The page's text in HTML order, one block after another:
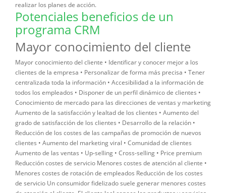
realizar los planes de acción.
Potenciales beneficios de un
programa CRM
Mayor conocimiento del cliente
Mayor conocimiento del cliente • Identificar y conocer mejor a los clientes de la empresa • Personalizar de forma más precisa • Tener centralizada toda la información • Accesibilidad a la información de todos los empleados • Disponer de un perfil dinámico de clientes • Conocimiento de mercado para las direcciones de ventas y marketing Aumento de la satisfacción y lealtad de los clientes • Aumento del grado de satisfacción de los clientes • Desarrollo de la relación • Reducción de los costes de las campañas de promoción de nuevos clientes • Aumento del marketing viral • Comunidad de clientes Aumento de las ventas • Up-selling • Cross-selling • Price premium Reducción costes de servicio Menores costes de atención al cliente • Menores costes de rotación de empleados Reducción de los costes de servicio Un consumidor fidelizado suele generar menores costes de atención al cliente. El cliente leal conoce los productos y servicios de la empresa y está familiarizado con su uso, por lo que la frecuencia con la que utiliza los servicios de atención al cliente es menor. Por ello, los centros de atención telefónica suelen ser los más beneficiados por un aumento de la fidelización de la base de clientes. Al mismo tiempo, la calidad de la atención es mejor y las dudas se resuelven más rápidamente porque se dispone de información detallada del cliente y de los productos que tiene contratados. Por otro lado, se reducen los costes de rotación de los empleados. En una empresa con sistema CRM, las personas encargadas de atender al cliente –comerciales, gestores de grandes cuentas, personal de servicio telefónico– registran todos los contactos en una base de datos, en la que se deja constancia de los aspectos importantes de una cuenta (intentos de ventas, productos contratados, motivo por el cual el cliente dejó de utilizar determinado servicio, etc.). De este modo, los efectos negativos de la rotación de empleados disminuyen como en el Círculo virtuoso del CRM. Cuando un trabajador abandona su puesto de trabajo o pasa a desempeñar otras funciones dentro de la misma empresa, se suele perder todo el conocimiento que tenía de sus clientes. Por el contrario, si todo ese conocimiento lo ha introducido en el CRM, el empleado que lo sustituye podrá utilizarlo, con lo que el impacto de la rotación será mínimo. Como vemos, los beneficios del CRM generan un auténtico círculo virtuoso. La información centralizada, actualizada y accesible permite la personalización y segmentación de las ofertas, lo que se traduce en más satisfacción, fidelización y ventas, y en menos costes de servicio y de marketing. Este aspecto es el que ha cautivado más a los directivos que han apostado por implantar estos sistemas. Sin embargo, como analizaremos en el siguiente apartado, no todos los programas de marketing relacional han tenido éxito y existen diversas razones que, de forma muy frecuente, han llevado a algunos de estos proyectos al fracaso. En un artículo publicado en la Harvard Business Review («Avoid the four perils of CRM», febrero de 2002), Rigby, Reichheld y Schefter, autores especializados en CRM, señalaban los cuatro errores más frecuentes en la implantación de estos sistemas. En primer lugar, hay empresas que intentan poner en marcha un proyecto de CRM sin haber diseñado antes una estrategia de relación con sus clientes y sin definir claramente su proposición de valor, es decir, el conjunto de productos y servicios que se ofrecen al cliente. Una condición indispensable para que un programa de marketing relacional sea plenamente eficaz es que, antes de su implantación, se realice una segmentación adecuada de clientes y se establezcan unos objetivos de ventas y satisfacción claros y razonables. Los beneficios del CRM son tan cautivadores que muchas empresas se olvidan de la importancia de conocer cuáles son los clientes más rentables de la compañía, con qué clientes se va intentar establecer una relación y qué se pretende conseguir con ella. En el peor de los casos, muchas compañías acaban desarrollando estrategias de marketing supeditadas al CRM ya implantado, cuando lo correcto debería ser lo contrario. Se implantan soluciones que no aportan nada a la proposición de la empresa y se delega en los directores de informática su diseño e implementación, cuando lo conveniente sería que éstos trabajaran codo con codo con los responsables de marketing y ventas. Otras empresas intentan implantar un CRM sin tener suficientemente en cuenta los cambios que deben introducir en su organización. Se suele caer en el error de pretender dar servicio al cliente y establecer una relación a largo plazo sin que los empleados tengan la mentalidad y las habilidades necesarias para ello y sin que los procesos y la cultura de la propia organización lo faciliten. El marketing relacional requiere que las organizaciones que lo ponen en marcha tengan una clara orientación al cliente, es decir, que lo consideren el aspecto más importante del negocio y que orienten todos los servicios y procesos a satisfacer sus necesidades. Una empresa con una orientación hacia los resultados es aquella que vende cualquier producto a sus clientes, con independencia de que se adecue o no su perfil. En cambio, una empresa orientada al cliente es aquella capaz de recomendar no comprar determinado producto si no se adapta a las necesidades del cliente. Otro error frecuente es que la implantación del CRM no se refleje en un cambio de los nuevos perfiles a contratar. No se tienen en cuenta la capacidad de escuchar y el saber atender correctamente en un potencial empleado, los sistemas de compensación no están alineados con la consecución de determinados niveles de calidad y satisfacción de los clientes, y los programas de formación continúan anclados en los cursos tradicionales de venta agresiva, por citar algunos ejemplos. Cuanta más tecnología, mejor En tercer lugar, las empresas piensan que cuanta más tecnología, mejor. Se tiende a caer en el error de pensar que un proyecto de CRM es, por definición, tecnológicamente intensivo, y que la tecnología es el factor clave en el éxito de estos programas. Por el contrario, la realidad demuestra que los objetivos del CRM pueden alcanzarse sin tener que invertir grandes sumas de dinero en tecnología. También es habitual la compra de una solución CRM estándar que no se ajusta a las necesidades concretas de la compañía, así como la introducción rápida de una solución sin establecer unas fases de implantación gradual que faciliten su adopción y aceptación por los empleados.